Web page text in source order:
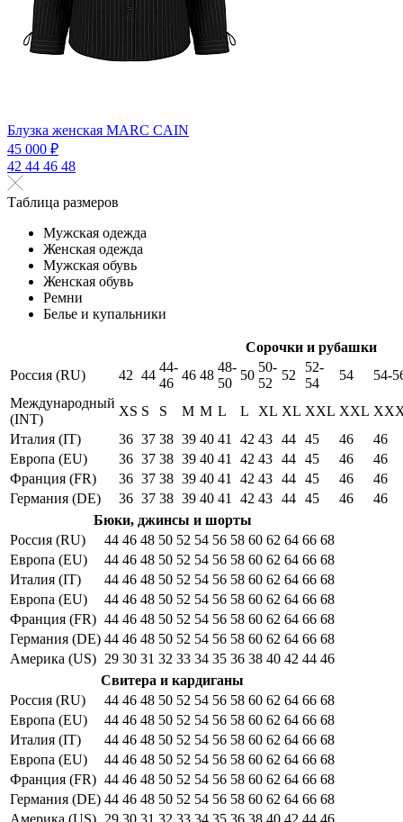
Блузка женская MARC CAIN
45 000 ₽
42 44 46 48
Таблица размеров
Мужская одежда
Женская одежда
Мужская обувь
Женская обувь
Ремни
Белье и купальники
Сорочки и рубашки
Россия (RU)
42 44
44-
46
46 48
48-
50
50
50-
52
52
52-
54
54
54-
Международный
(INT)
XS S S M M L L XL XL XXL XXL
Италия (IT)
36 37 38 39 40 41 42 43 44 45 46
46
Европа (EU)
36 37 38 39 40 41 42 43 44 45 46
46
Франция (FR)
36 37 38 39 40 41 42 43 44 45 46
46
Германия (DE)
36 37 38 39 40 41 42 43 44 45 46
46
Бюки, джинсы и шорты
Россия (RU)
44 46 48 50 52 54 56 58 60 62 64 66 68
Европа (EU)
44 46 48 50 52 54 56 58 60 62 64 66 68
Италия (IT)
44 46 48 50 52 54 56 58 60 62 64 66 68
Европа (EU)
44 46 48 50 52 54 56 58 60 62 64 66 68
Франция (FR) 44 46 48 50 52 54 56 58 60 62 64 66 68
Германия (DE) 44 46 48 50 52 54 56 58 60 62 64 66 68
Америка (US) 29 30 31 32 33 34 35 36 38 40 42 44 46
Свитера и кардиганы
Россия (RU)
44 46 48 50 52 54 56 58 60 62 64 66 68
Европа (EU)
44 46 48 50 52 54 56 58 60 62 64 66 68
Италия (IT)
44 46 48 50 52 54 56 58 60 62 64 66 68
Европа (EU)
44 46 48 50 52 54 56 58 60 62 64 66 68
Франция (FR) 44 46 48 50 52 54 56 58 60 62 64 66 68
Германия (DE) 44 46 48 50 52 54 56 58 60 62 64 66 68